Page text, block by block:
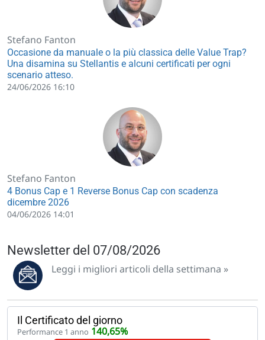
Stefano Fanton
Occasione da manuale o la più classica delle Value Trap?
Una disamina su Stellantis e alcuni certificati per ogni
scenario atteso.
24/06/2026 16:10
Stefano Fanton
4 Bonus Cap e 1 Reverse Bonus Cap con scadenza
dicembre 2026
04/06/2026 14:01
Newsletter del 07/08/2026
Leggi i migliori articoli della settimana »
Il Certificato del giorno
Performance 1 anno 140,65%